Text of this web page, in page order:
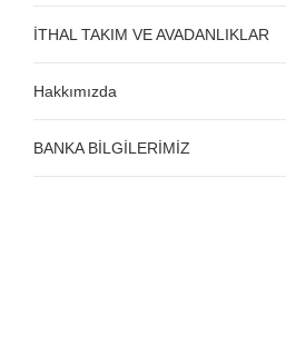
İTHAL TAKIM VE AVADANLIKLAR
Hakkımızda
BANKA BİLGİLERİMİZ